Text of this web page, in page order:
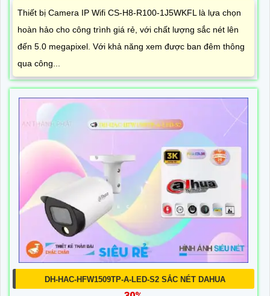
Thiết bị Camera IP Wifi CS-H8-R100-1J5WKFL là lựa chọn
hoàn hảo cho công trình giá rẻ, với chất lượng sắc nét lên
đến 5.0 megapixel. Với khả năng xem được ban đêm thông
qua công...
DH-HAC-HFW1509TP-A-LED-S2 SẮC NÉT DAHUA